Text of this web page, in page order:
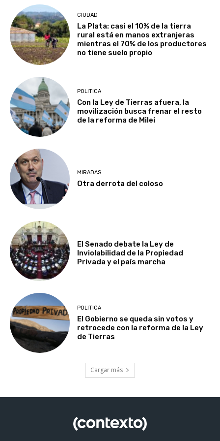
CIUDAD
La Plata: casi el 10% de la tierra
rural está en manos extranjeras
mientras el 70% de los productores
no tiene suelo propio
POLITICA
Con la Ley de Tierras afuera, la
movilización busca frenar el resto
de la reforma de Milei
MIRADAS
Otra derrota del coloso
El Senado debate la Ley de
Inviolabilidad de la Propiedad
Privada y el país marcha
POLITICA
El Gobierno se queda sin votos y
retrocede con la reforma de la Ley
de Tierras
Cargar más